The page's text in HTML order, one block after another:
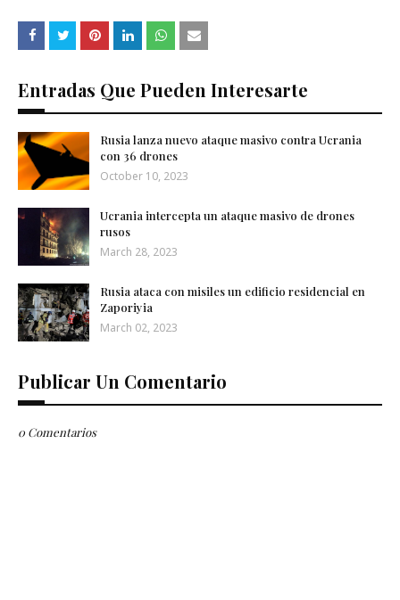
Entradas Que Pueden Interesarte
Rusia lanza nuevo ataque masivo contra Ucrania
con 36 drones
October 10, 2023
Ucrania intercepta un ataque masivo de drones
rusos
March 28, 2023
Rusia ataca con misiles un edificio residencial en
Zaporiyia
March 02, 2023
Publicar Un Comentario
0 Comentarios